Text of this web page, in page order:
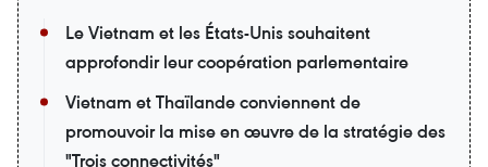
Le Vietnam et les États-Unis souhaitent
approfondir leur coopération parlementaire
Vietnam et Thaïlande conviennent de
promouvoir la mise en œuvre de la stratégie des
"Trois connectivités"